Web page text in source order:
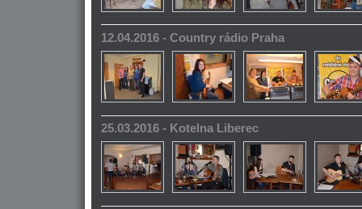
12.04.2016 - Country rádio Praha
25.03.2016 - Kotelna Liberec